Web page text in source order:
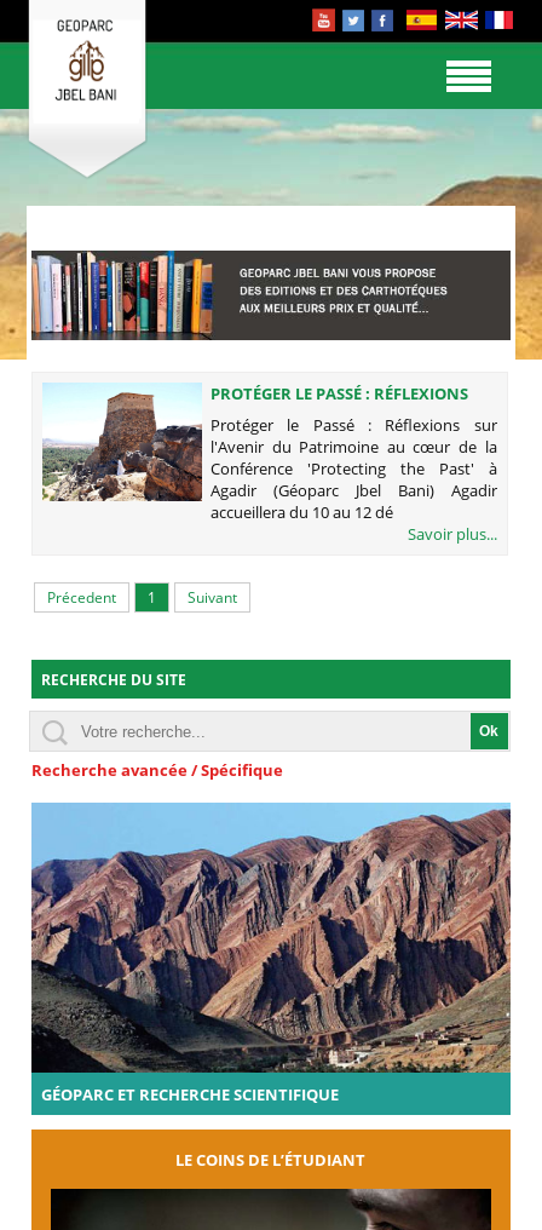
PROTÉGER LE PASSÉ : RÉFLEXIONS
SUR L'AVENIR DU PATRIMOINE AU
CŒUR DE LA CONFÉRENCE
'PROTECTING THE PAST' À AGADIR
(GÉOPARC JBEL BANI)
Protéger le Passé : Réflexions sur
l'Avenir du Patrimoine au cœur de la
Conférence 'Protecting the Past' à
Agadir (Géoparc Jbel Bani) Agadir
accueillera du 10 au 12 dé
Savoir plus...
Précedent 1 Suivant
RECHERCHE DU SITE
Recherche avancée / Spécifique
GÉOPARC ET RECHERCHE SCIENTIFIQUE
LE COINS DE L’ÉTUDIANT